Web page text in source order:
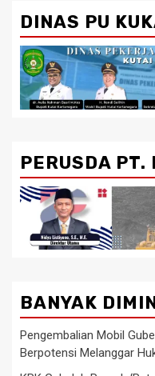
DINAS PU
PERUSDA PT.
BANYAK
Pengembalian Mobil
Berpotensi Melanggar